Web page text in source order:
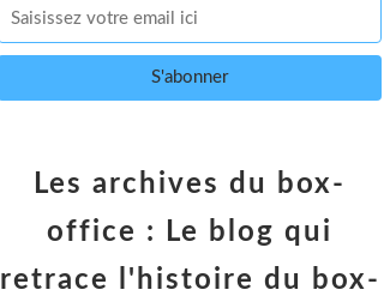
Les archives du box-
office : Le blog qui
retrace l'histoire du box-